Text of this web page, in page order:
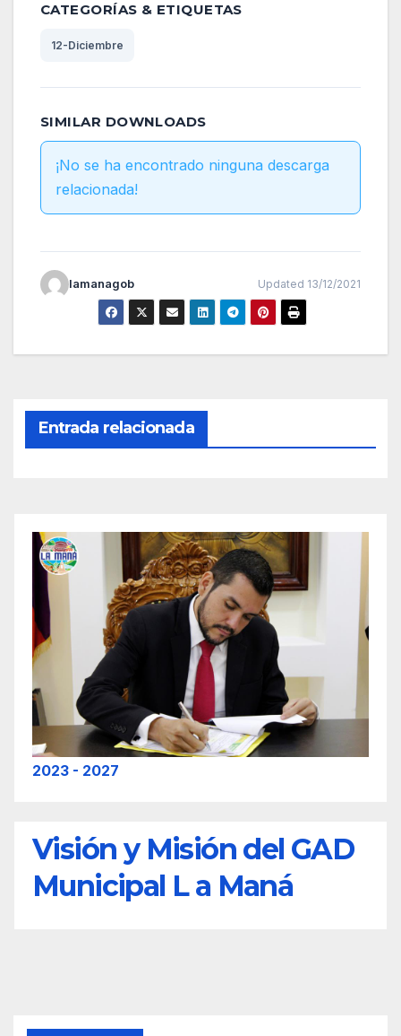
CATEGORÍAS & ETIQUETAS
12-Diciembre
SIMILAR DOWNLOADS
¡No se ha encontrado ninguna descarga
relacionada!
lamanagob Updated 13/12/2021
Entrada relacionada
2023 - 2027
Visión y Misión del GAD
Municipal L a Maná